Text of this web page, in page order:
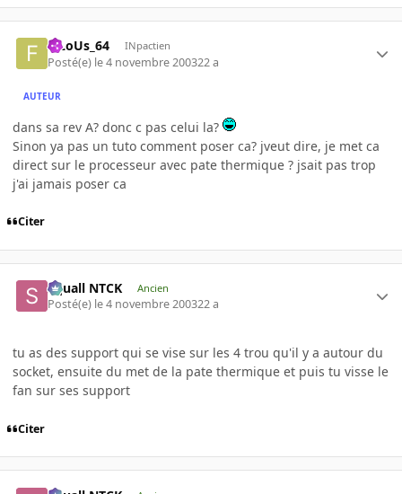
FiLoUs_64 INpactien
Posté(e) le 4 novembre 200322 a
AUTEUR
dans sa rev A? donc c pas celui la?
Sinon ya pas un tuto comment poser ca? jveut dire, je met ca
direct sur le processeur avec pate thermique ? jsait pas trop
j'ai jamais poser ca
Citer
Squall NTCK Ancien
Posté(e) le 4 novembre 200322 a
tu as des support qui se vise sur les 4 trou qu'il y a autour du
socket, ensuite du met de la pate thermique et puis tu visse le
fan sur ses support
Citer